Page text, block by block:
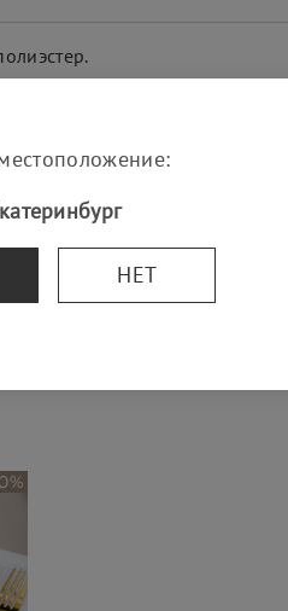
.
как для праздничной
за которой легко
НЕТ